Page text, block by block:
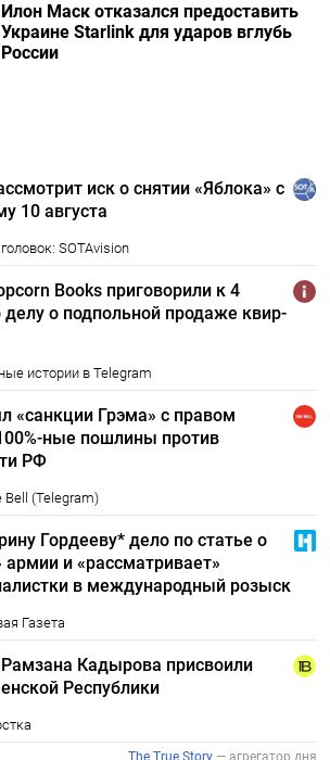
Илон Маск отказался предоставить
Украине Starlink для ударов вглубь
России